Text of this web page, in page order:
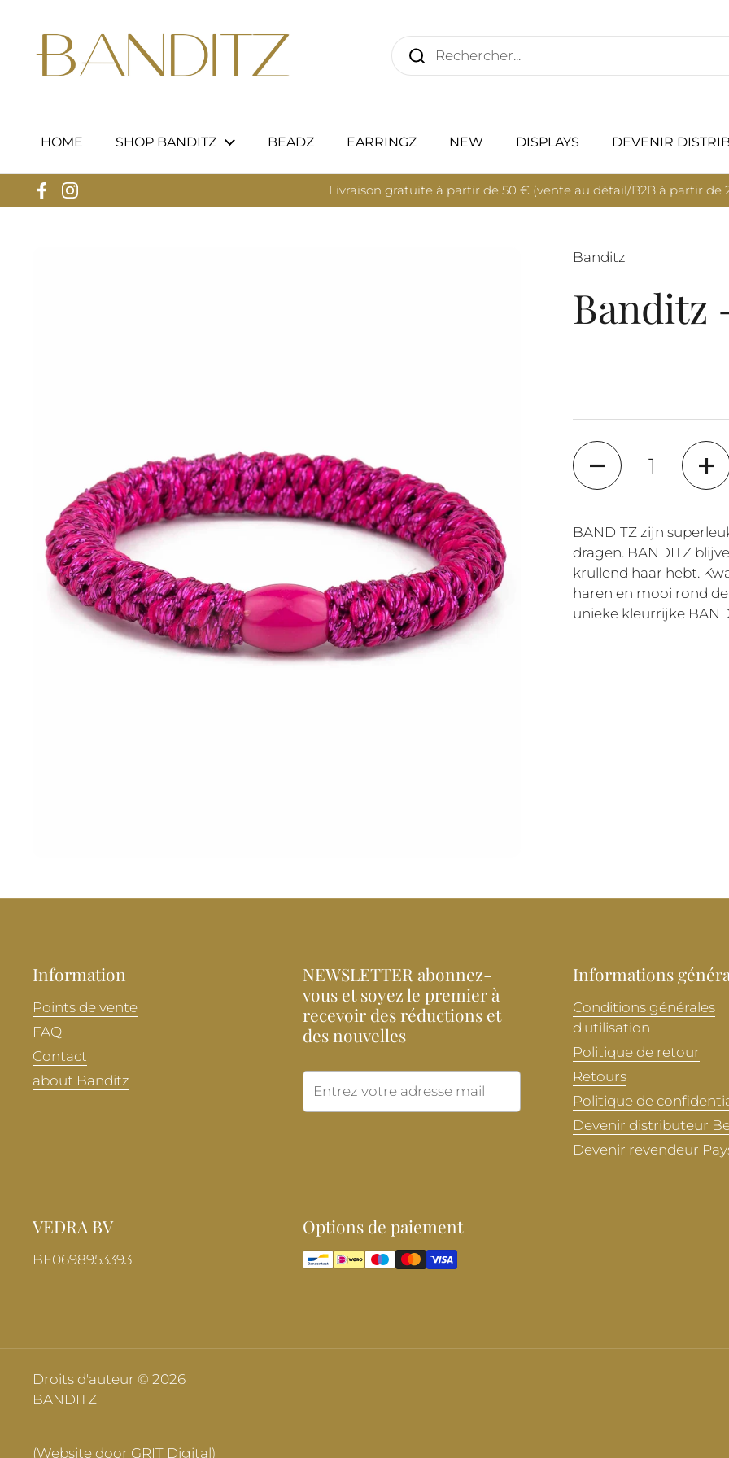
HOME SHOP BANDITZ BEADZ EARRINGZ NEW DISPLAYS DEVENIR
Facebook
Instagram
Livraison gratuite à partir de 50 € (vente au détail/B2B à partir de
Banditz
Banditz
Quantité
BANDITZ zijn
dragen. BANDITZ
krullend haar hebt.
haren en mooi rond
unieke kleurrijke
Information
Points de vente
FAQ
Contact
about Banditz
NEWSLETTER abonnez-
vous et soyez le premier à
recevoir des réductions et
des nouvelles
Informations
Conditions générales
d'utilisation
Politique de retour
Retours
Politique de
Devenir distributeur
Devenir revendeur
VEDRA BV
BE0698953393
Options de paiement
Droits d'auteur © 2026
BANDITZ
(Website door GRIT Digital)